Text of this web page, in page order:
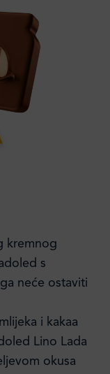
kremnog
s
neće ostaviti
i kakaa
Lino Lada
okusa